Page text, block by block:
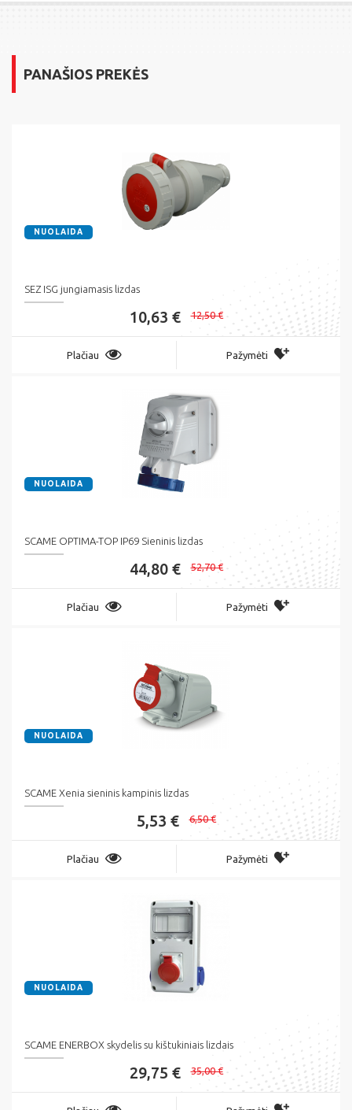
PANAŠIOS PREKĖS
NUOLAIDA
SEZ ISG jungiamasis lizdas
10,63 € 12,50 €
Plačiau Pažymėti
NUOLAIDA
SCAME OPTIMA-TOP IP69 Sieninis lizdas
44,80 € 52,70 €
Plačiau Pažymėti
NUOLAIDA
SCAME Xenia sieninis kampinis lizdas
5,53 € 6,50 €
Plačiau Pažymėti
NUOLAIDA
SCAME ENERBOX skydelis su kištukiniais lizdais
29,75 € 35,00 €